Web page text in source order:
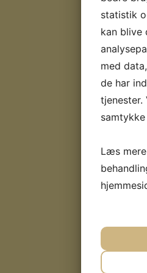
statistik
kan blive
med
de har
tjenester.
Læs